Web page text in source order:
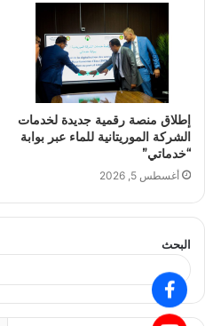
إطلاق منصة رقمية جديدة لخدمات
الشركة الموريتانية للماء عبر بوابة
“خدماتي”
أغسطس 5, 2026
البحث